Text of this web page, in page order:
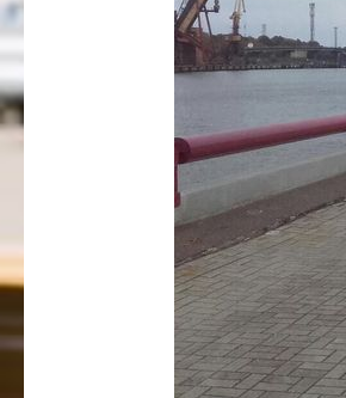
Individuālie nepieciešamie mācību